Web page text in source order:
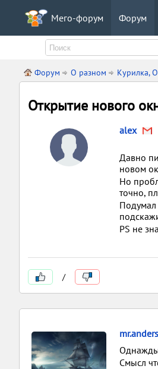
Мего-форум Форум
Форум О разном Курилка,
Открытие нового
alex
Давно
новом
Но
точно,
Подумал
PS не
/
Однажды
Смысл